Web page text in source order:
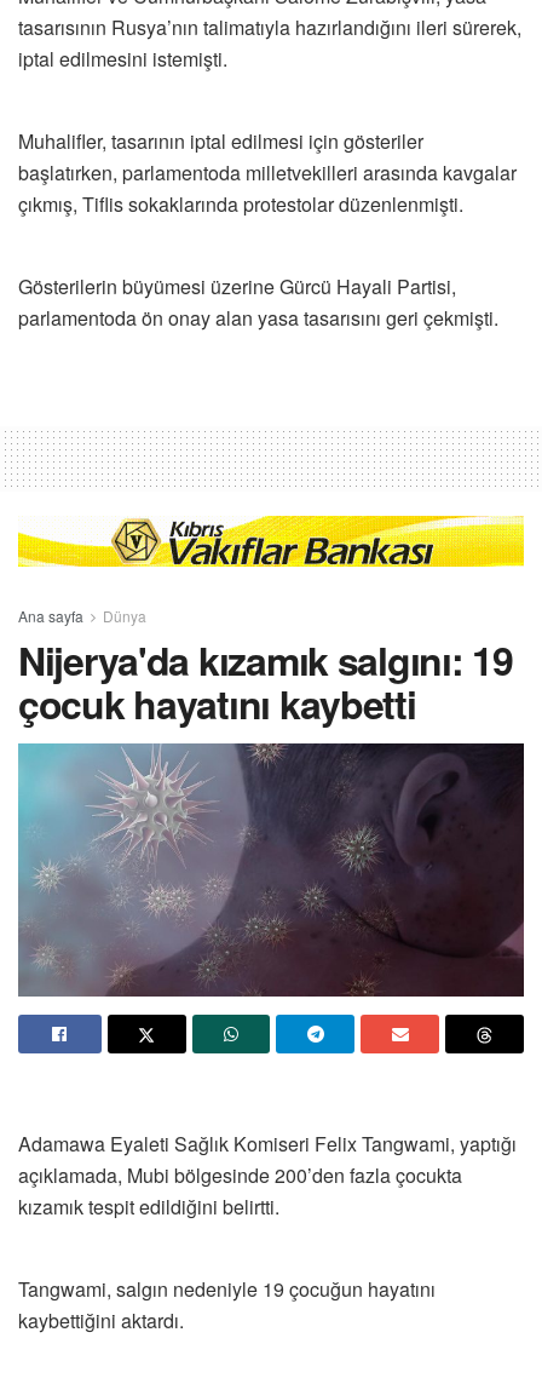
tasarısının Rusya’nın talimatıyla hazırlandığını ileri sürerek,
iptal edilmesini istemişti.
Muhalifler, tasarının iptal edilmesi için gösteriler
başlatırken, parlamentoda milletvekilleri arasında kavgalar
çıkmış, Tiflis sokaklarında protestolar düzenlenmişti.
Gösterilerin büyümesi üzerine Gürcü Hayali Partisi,
parlamentoda ön onay alan yasa tasarısını geri çekmişti.
Ana sayfa Dünya
Nijerya'da kızamık salgını: 19
çocuk hayatını kaybetti
Adamawa Eyaleti Sağlık Komiseri Felix Tangwami, yaptığı
açıklamada, Mubi bölgesinde 200’den fazla çocukta
kızamık tespit edildiğini belirtti.
Tangwami, salgın nedeniyle 19 çocuğun hayatını
kaybettiğini aktardı.